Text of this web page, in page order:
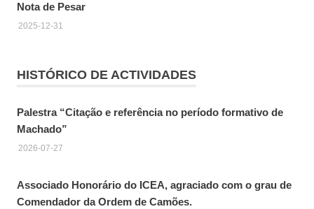
Nota de Pesar
2025-12-31
HISTÓRICO DE ACTIVIDADES
Palestra “Citação e referência no período formativo de
Machado”
2026-07-27
Associado Honorário do ICEA, agraciado com o grau de
Comendador da Ordem de Camões.